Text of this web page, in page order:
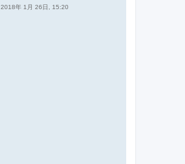
2018年 1月 26日, 15:20